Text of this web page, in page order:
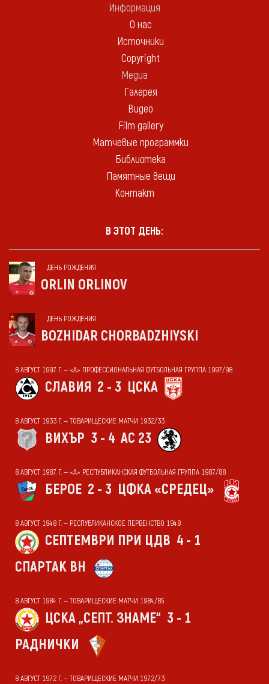
Информация
О нас
Источники
Copyright
Медиа
Галерея
Видео
Film gallery
Матчевые программки
Библиотека
Памятные вещи
Контакт
В ЭТОТ ДЕНЬ:
ДЕНЬ РОЖДЕНИЯ
ORLIN ORLINOV
ДЕНЬ РОЖДЕНИЯ
BOZHIDAR CHORBADZHIYSKI
8 АВГУСТ 1997 Г. — «А» ПРОФЕССИОНАЛЬНАЯ ФУТБОЛЬНАЯ ГРУППА 1997/98
СЛАВИЯ 2 - 3 ЦСКА
8 АВГУСТ 1933 Г. — ТОВАРИЩЕСКИЕ МАТЧИ 1932/33
ВИХЪР 3 - 4 АС 23
8 АВГУСТ 1987 Г. — «А» РЕСПУБЛИКАНСКАЯ ФУТБОЛЬНАЯ ГРУППА 1987/88
БЕРОЕ 2 - 3 ЦФКА «СРЕДЕЦ»
8 АВГУСТ 1948 Г. — РЕСПУБЛИКАНСКОЕ ПЕРВЕНСТВО 1948
СЕПТЕМВРИ ПРИ ЦДВ 4 - 1
СПАРТАК ВН
8 АВГУСТ 1984 Г. — ТОВАРИЩЕСКИЕ МАТЧИ 1984/85
ЦСКА „СЕПТ. ЗНАМЕ“ 3 - 1
РАДНИЧКИ
8 АВГУСТ 1972 Г. — ТОВАРИЩЕСКИЕ МАТЧИ 1972/73